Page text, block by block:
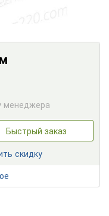
менеджера
Быстрый заказ
скидку